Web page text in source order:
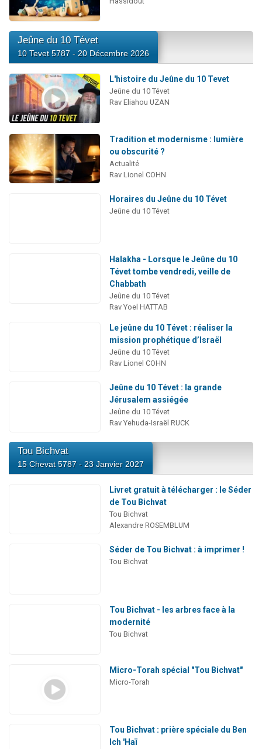
Jeûne du 10 Tévet
10 Tevet 5787 - 20 Décembre 2026
L'histoire du Jeûne du 10 Tevet
Jeûne du 10 Tévet
Rav Eliahou UZAN
Tradition et modernisme : lumière
ou obscurité ?
Actualité
Rav Lionel COHN
Horaires du Jeûne du 10 Tévet
Jeûne du 10 Tévet
Halakha - Lorsque le Jeûne du 10
Tévet tombe vendredi, veille de
Chabbath
Jeûne du 10 Tévet
Rav Yoel HATTAB
Le jeûne du 10 Tévet : réaliser la
mission prophétique d’Israël
Jeûne du 10 Tévet
Rav Lionel COHN
Jeûne du 10 Tévet : la grande
Jérusalem assiégée
Jeûne du 10 Tévet
Rav Yehuda-Israël RUCK
Tou Bichvat
15 Chevat 5787 - 23 Janvier 2027
Livret gratuit à télécharger : le Séder
de Tou Bichvat
Tou Bichvat
Alexandre ROSEMBLUM
Séder de Tou Bichvat : à imprimer !
Tou Bichvat
Tou Bichvat - les arbres face à la
modernité
Tou Bichvat
Micro-Torah spécial "Tou Bichvat"
Micro-Torah
Tou Bichvat : prière spéciale du Ben
Ich 'Haï